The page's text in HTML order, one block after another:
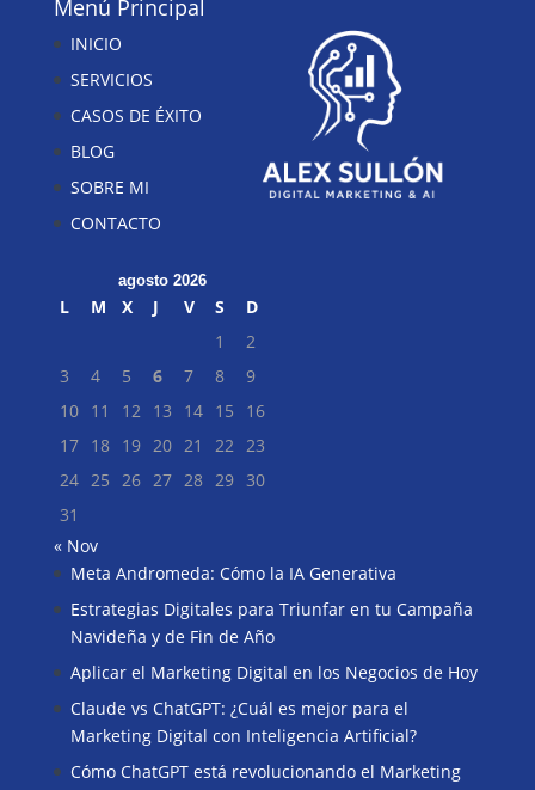
Menú Principal
INICIO
SERVICIOS
CASOS DE ÉXITO
BLOG
SOBRE MI
CONTACTO
agosto 2026
L M X J V S
D
1
2
3
4 5 6 7 8
9
10 11 12 13 14 15
16
17 18 19 20 21 22 23
24 25 26 27 28 29 30
31
« Nov
Meta Andromeda: Cómo la IA Generativa
Estrategias Digitales para Triunfar en tu Campaña
Navideña y de Fin de Año
Aplicar el Marketing Digital en los Negocios de Hoy
Claude vs ChatGPT: ¿Cuál es mejor para el
Marketing Digital con Inteligencia Artificial?
Cómo ChatGPT está revolucionando el Marketing